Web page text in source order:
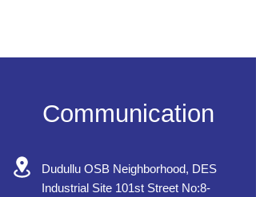
Communication
Dudullu OSB Neighborhood, DES
Industrial Site 101st Street No:8-